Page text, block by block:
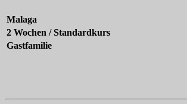
Malaga
2 Wochen / Standardkurs
Gastfamilie